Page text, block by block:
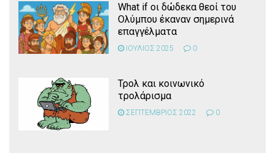
What if οι δώδεκα θεοί του
Ολύμπου έκαναν σημερινά
επαγγέλματα
ΙΟΥΛΙΟΣ 2025 0
Τρολ και κοινωνικό
τρολάρισμα
ΣΕΠΤΕΜΒΡΙΟΣ 2022 0